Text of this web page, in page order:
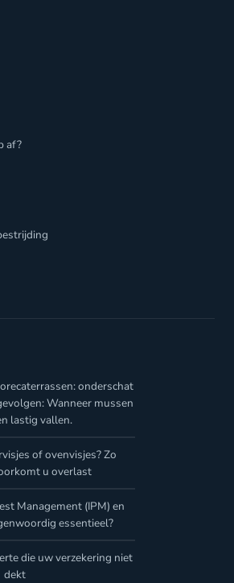
af?
onderschat
Wanneer mussen
lastig vallen.
of ovenvisjes? Zo
u overlast
Management (IPM) en
essentieel?
die uw verzekering niet
dekt